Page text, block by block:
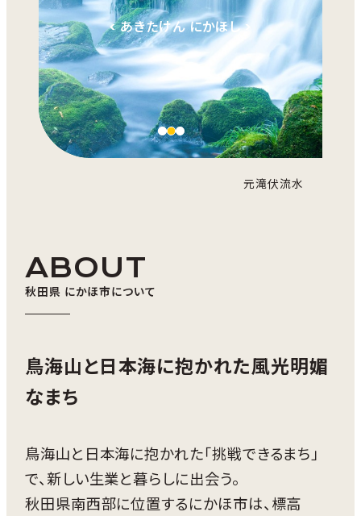
元滝伏流水
< あきたけん にかほし >
ABOUT
秋田県 にかほ市について
鳥海山と日本海に抱かれた風光明媚
なまち
鳥海山と日本海に抱かれた「挑戦できるまち」
で、新しい生業と暮らしに出会う。
秋田県南西部に位置するにかほ市は、標高